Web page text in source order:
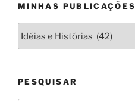
MINHAS PUBLICAÇÕES
PESQUISAR